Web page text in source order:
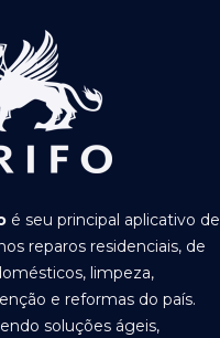
é seu principal aplicativo de
reparos residenciais, de
limpeza,
e reformas do país.
soluções ágeis,